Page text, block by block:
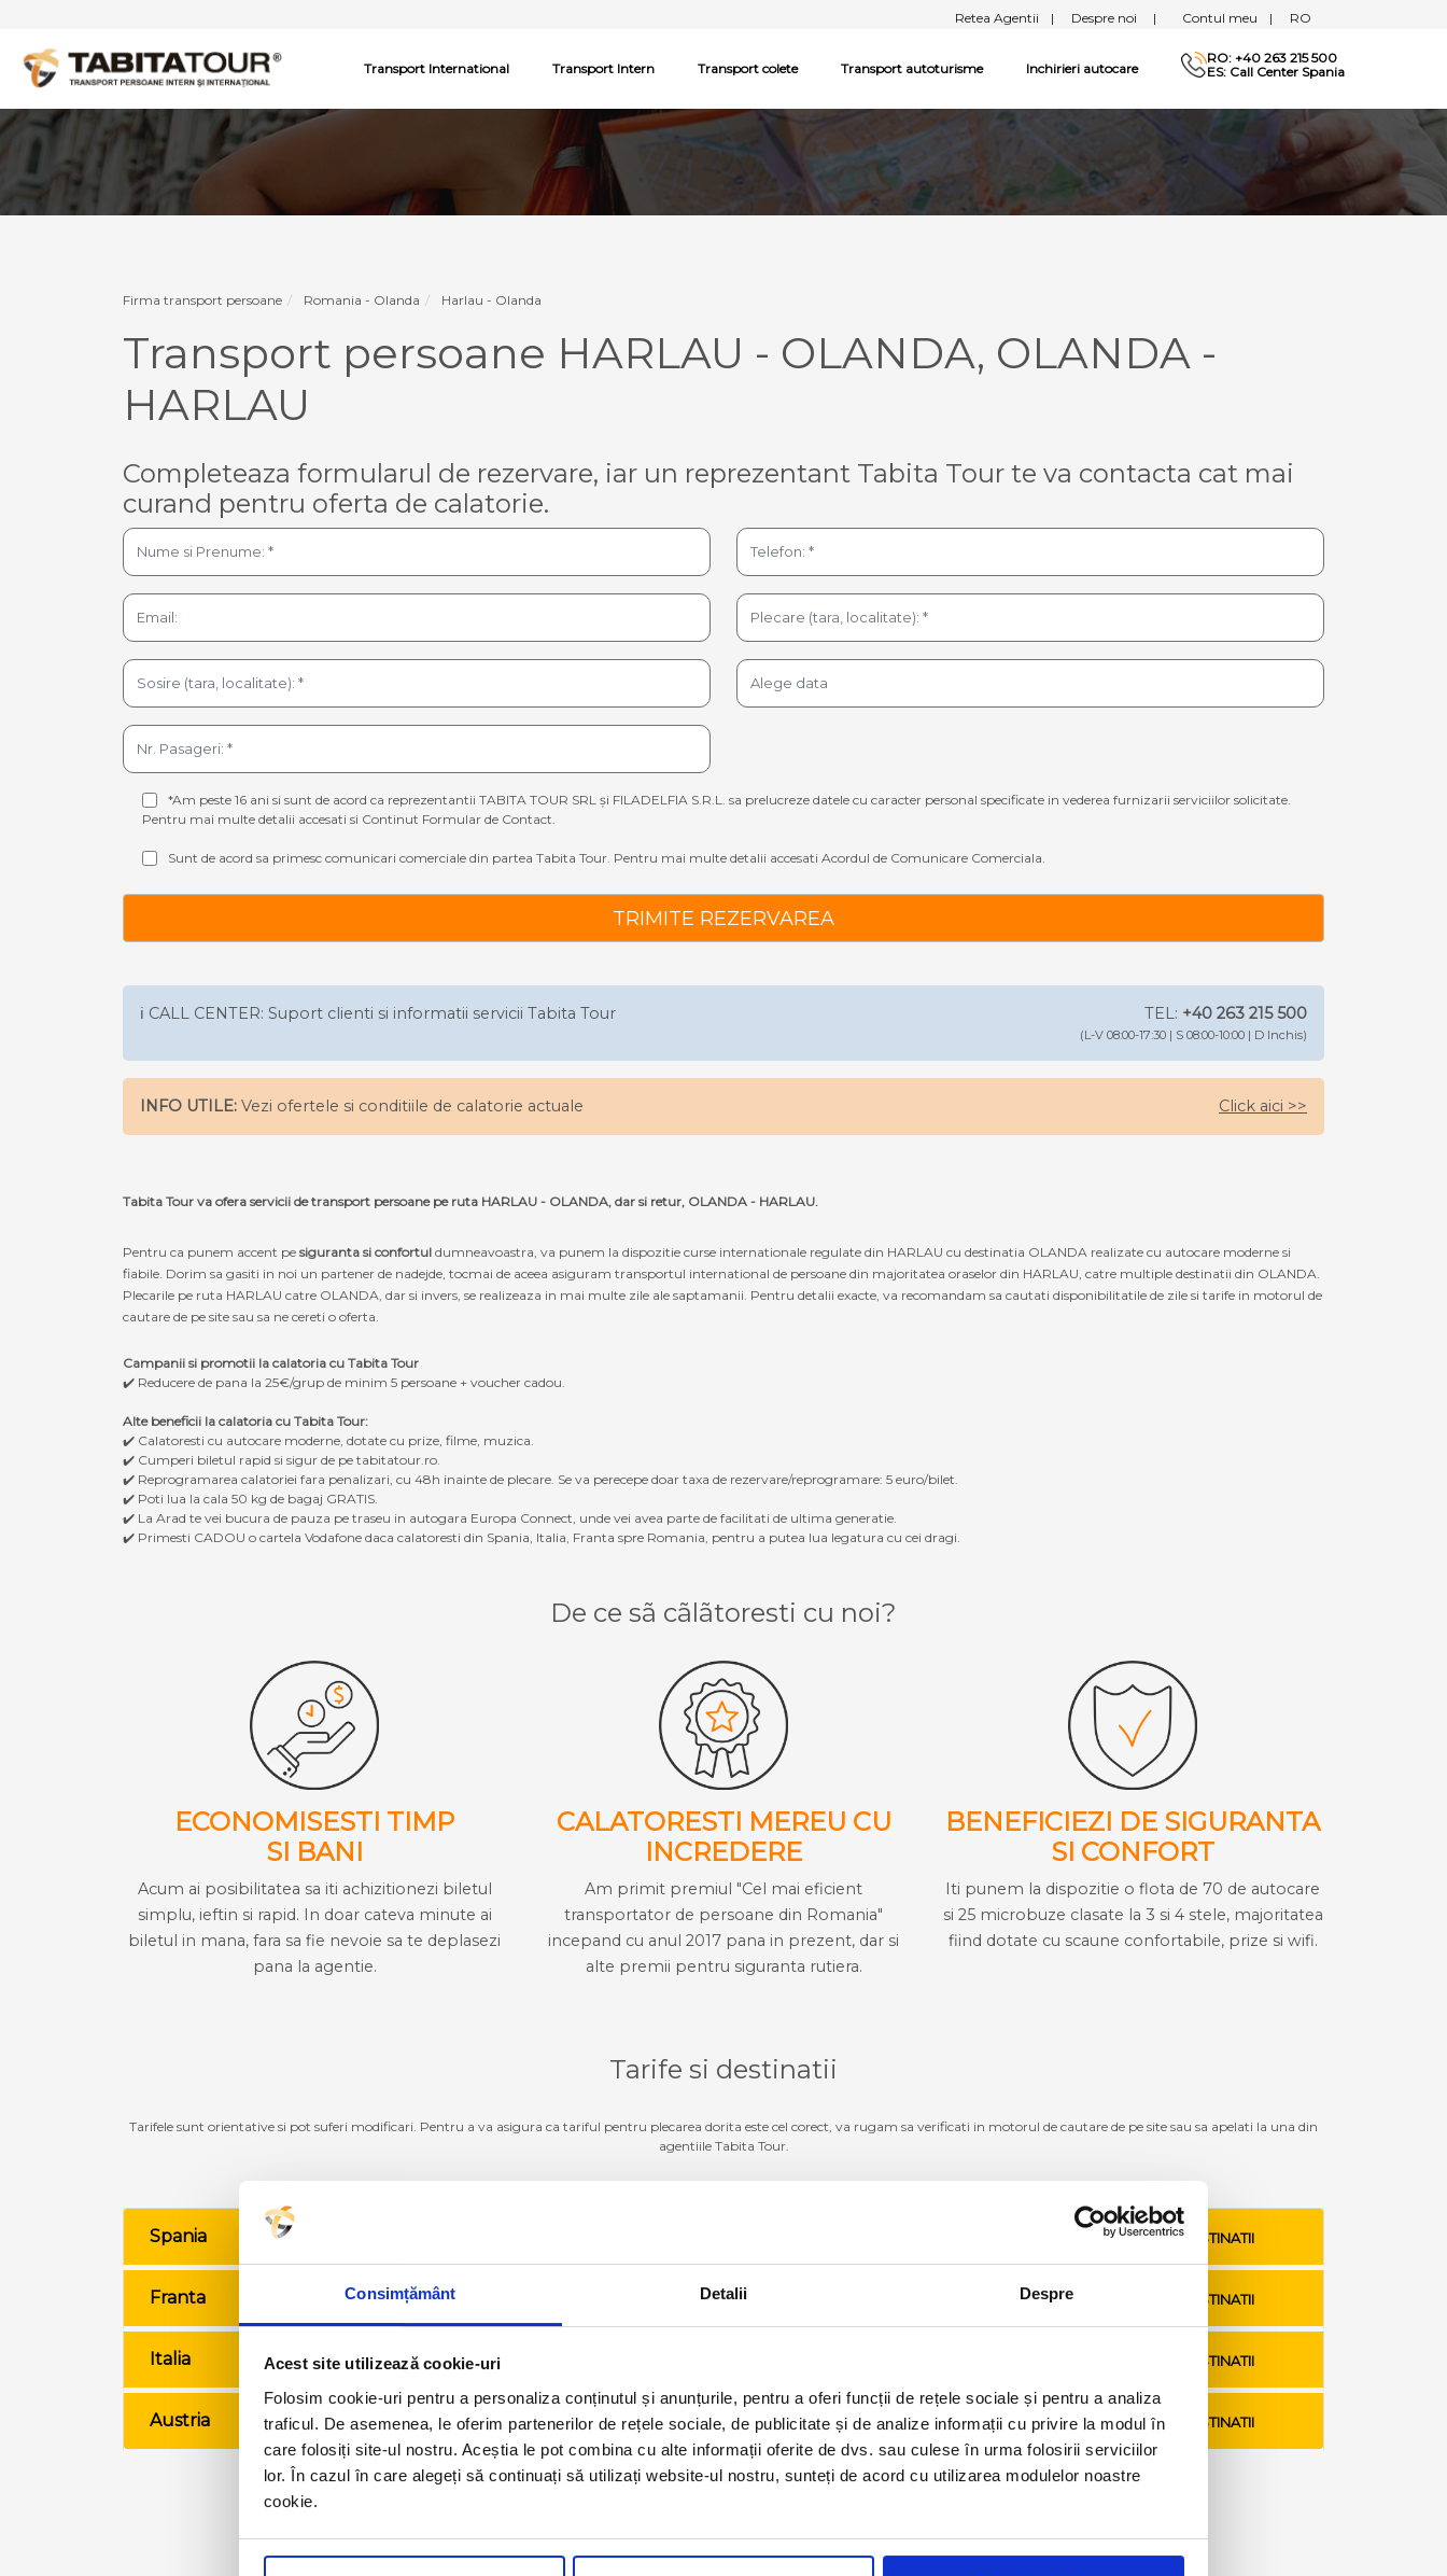
Consimțământ Detalii Despre
Acest site utilizează cookie-uri
Folosim cookie-uri pentru a personaliza conținutul și anunțurile, pentru a oferi funcții de rețele sociale și pentru a analiza
traficul. De asemenea, le oferim partenerilor de rețele sociale, de publicitate și de analize informații cu privire la modul în
care folosiți site-ul nostru. Aceștia le pot combina cu alte informații oferite de dvs. sau culese în urma folosirii serviciilor
lor. În cazul în care alegeți să continuați să utilizați website-ul nostru, sunteți de acord cu utilizarea modulelor noastre
cookie.
Retea Agentii | Despre noi | Contul meu | RO
Transport International Transport Intern Transport colete Transport autoturisme Inchirieri autocare
RO: +40 263 215 500
ES: Call Center Spania
Firma transport persoane Romania - Olanda Harlau - Olanda
Transport persoane HARLAU - OLANDA, OLANDA -
HARLAU
Completeaza formularul de rezervare, iar un reprezentant Tabita Tour te va contacta cat mai
curand pentru oferta de calatorie.
*Am peste 16 ani si sunt de acord ca reprezentantii TABITA TOUR SRL și FILADELFIA S.R.L. sa prelucreze datele cu caracter personal specificate in vederea furnizarii serviciilor solicitate.
Pentru mai multe detalii accesati si Continut Formular de Contact.
Sunt de acord sa primesc comunicari comerciale din partea Tabita Tour. Pentru mai multe detalii accesati Acordul de Comunicare Comerciala.
TRIMITE REZERVAREA
ℹ️ CALL CENTER: Suport clienti si informatii servicii Tabita Tour TEL: +40 263 215 500
(L-V 08:00-17:30 | S 08:00-10:00 | D Inchis)
INFO UTILE: Vezi ofertele si conditiile de calatorie actuale Click aici >>
Tabita Tour va ofera servicii de transport persoane pe ruta HARLAU - OLANDA, dar si retur, OLANDA - HARLAU.
Pentru ca punem accent pe siguranta si confortul dumneavoastra, va punem la dispozitie curse internationale regulate din HARLAU cu destinatia OLANDA realizate cu autocare moderne si
fiabile. Dorim sa gasiti in noi un partener de nadejde, tocmai de aceea asiguram transportul international de persoane din majoritatea oraselor din HARLAU, catre multiple destinatii din OLANDA.
Plecarile pe ruta HARLAU catre OLANDA, dar si invers, se realizeaza in mai multe zile ale saptamanii. Pentru detalii exacte, va recomandam sa cautati disponibilitatile de zile si tarife in motorul de
cautare de pe site sau sa ne cereti o oferta.
Campanii si promotii la calatoria cu Tabita Tour
✔️ Reducere de pana la 25€/grup de minim 5 persoane + voucher cadou.
Alte beneficii la calatoria cu Tabita Tour:
✔️ Calatoresti cu autocare moderne, dotate cu prize, filme, muzica.
✔️ Cumperi biletul rapid si sigur de pe tabitatour.ro.
✔️ Reprogramarea calatoriei fara penalizari, cu 48h inainte de plecare. Se va perecepe doar taxa de rezervare/reprogramare: 5 euro/bilet.
✔️ Poti lua la cala 50 kg de bagaj GRATIS.
✔️ La Arad te vei bucura de pauza pe traseu in autogara Europa Connect, unde vei avea parte de facilitati de ultima generatie.
✔️ Primesti CADOU o cartela Vodafone daca calatoresti din Spania, Italia, Franta spre Romania, pentru a putea lua legatura cu cei dragi.
De ce sã cãlãtoresti cu noi?
ECONOMISESTI TIMP
SI BANI
Acum ai posibilitatea sa iti achizitionezi biletul
simplu, ieftin si rapid. In doar cateva minute ai
biletul in mana, fara sa fie nevoie sa te deplasezi
pana la agentie.
CALATORESTI MEREU CU
INCREDERE
Am primit premiul "Cel mai eficient
transportator de persoane din Romania"
incepand cu anul 2017 pana in prezent, dar si
alte premii pentru siguranta rutiera.
BENEFICIEZI DE SIGURANTA
SI CONFORT
Iti punem la dispozitie o flota de 70 de autocare
si 25 microbuze clasate la 3 si 4 stele, majoritatea
fiind dotate cu scaune confortabile, prize si wifi.
Tarife si destinatii
Tarifele sunt orientative si pot suferi modificari. Pentru a va asigura ca tariful pentru plecarea dorita este cel corect, va rugam sa verificati in motorul de cautare de pe site sau sa apelati la una din
agentiile Tabita Tour.
Spania
Franta
Italia VEZI TARIFE SI DESTINATII
Austria VEZI TARIFE SI DESTINATII
VEZI TARIFE SI DESTINATII
VEZI TARIFE SI DESTINATII
VEZI TARIFE SI DESTINATII
Olanda VEZI TARIFE SI DESTINATII